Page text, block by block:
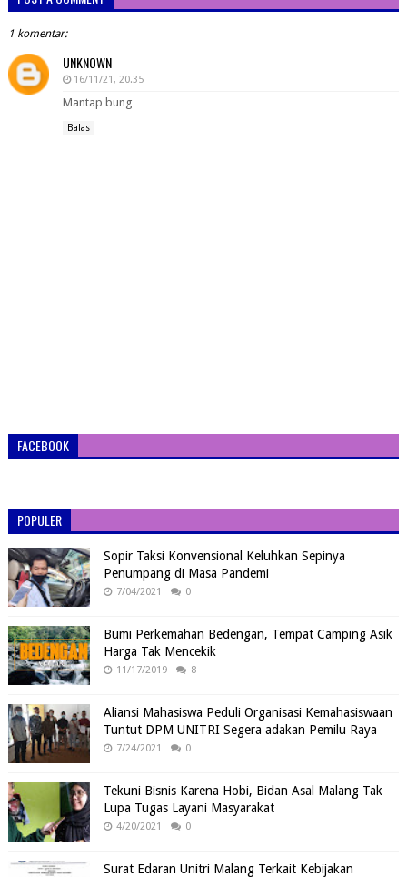
1 komentar:
UNKNOWN
16/11/21, 20.35
Mantap bung
Balas
FACEBOOK
POPULER
Sopir Taksi Konvensional Keluhkan Sepinya
Penumpang di Masa Pandemi
7/04/2021 0
Bumi Perkemahan Bedengan, Tempat Camping Asik
Harga Tak Mencekik
11/17/2019 8
Aliansi Mahasiswa Peduli Organisasi Kemahasiswaan
Tuntut DPM UNITRI Segera adakan Pemilu Raya
7/24/2021 0
Tekuni Bisnis Karena Hobi, Bidan Asal Malang Tak
Lupa Tugas Layani Masyarakat
4/20/2021 0
Surat Edaran Unitri Malang Terkait Kebijakan